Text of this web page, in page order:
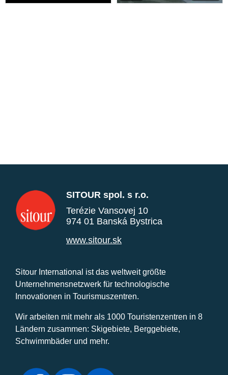
SITOUR spol. s r.o.
Terézie Vansovej 10
974 01 Banská Bystrica
www.sitour.sk
Sitour International ist das weltweit größte
Unternehmensnetzwerk für technologische
Innovationen in Tourismuszentren.
Wir arbeiten mit mehr als 1000 Touristenzentren in 8
Ländern zusammen: Skigebiete, Berggebiete,
Schwimmbäder und mehr.